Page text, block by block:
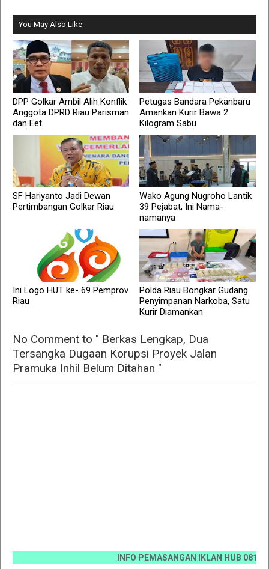
You May Also Like
DPP Golkar Ambil Alih Konflik
Anggota DPRD Riau Parisman
dan Eet
Petugas Bandara Pekanbaru
Amankan Kurir Bawa 2
Kilogram Sabu
SF Hariyanto Jadi Dewan
Pertimbangan Golkar Riau
Wako Agung Nugroho Lantik
39 Pejabat, Ini Nama-
namanya
Ini Logo HUT ke- 69 Pemprov
Riau
Polda Riau Bongkar Gudang
Penyimpanan Narkoba, Satu
Kurir Diamankan
No Comment to " Berkas Lengkap, Dua
Tersangka Dugaan Korupsi Proyek Jalan
Pramuka Inhil Belum Ditahan "
INFO PEMASANGAN IKLAN HUB 0812